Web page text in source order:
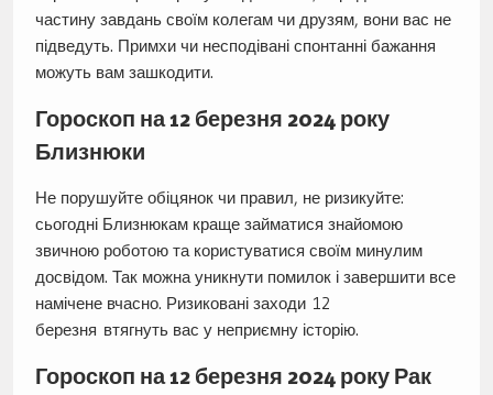
частину завдань своїм колегам чи друзям, вони вас не
підведуть. Примхи чи несподівані спонтанні бажання
можуть вам зашкодити.
Гороскоп на 12 березня 2024 року
Близнюки
Не порушуйте обіцянок чи правил, не ризикуйте:
сьогодні Близнюкам краще займатися знайомою
звичною роботою та користуватися своїм минулим
досвідом. Так можна уникнути помилок і завершити все
намічене вчасно. Ризиковані заходи 12
березня втягнуть вас у неприємну історію.
Гороскоп на 12 березня 2024 року Рак